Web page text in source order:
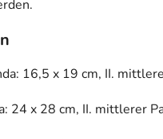
16,5 x 19 cm, II.
24 x 28 cm, II. mittlerer